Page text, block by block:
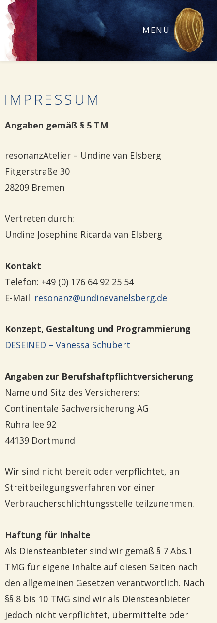
IMPRESSUM
Angaben gemäß § 5 TM
resonanzAtelier – Undine van Elsberg
Fitgerstraße 30
28209 Bremen
Vertreten durch:
Undine Josephine Ricarda van Elsberg
Kontakt
Telefon: +49 (0) 176 64 92 25 54
E-Mail: resonanz@undinevanelsberg.de
Konzept, Gestaltung und Programmierung
DESEINED – Vanessa Schubert
Angaben zur Berufshaftpflichtversicherung
Name und Sitz des Versicherers:
Continentale Sachversicherung AG
Ruhrallee 92
44139 Dortmund
Wir sind nicht bereit oder verpflichtet, an
Streitbeilegungsverfahren vor einer
Verbraucherschlichtungsstelle teilzunehmen.
Haftung für Inhalte
Als Diensteanbieter sind wir gemäß § 7 Abs.1
TMG für eigene Inhalte auf diesen Seiten nach
den allgemeinen Gesetzen verantwortlich. Nach
§§ 8 bis 10 TMG sind wir als Diensteanbieter
jedoch nicht verpflichtet, übermittelte oder
MENÜ